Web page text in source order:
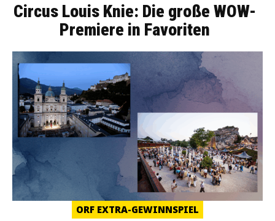
Circus Louis Knie: Die große WOW-
Premiere in Favoriten
ORF EXTRA-GEWINNSPIEL